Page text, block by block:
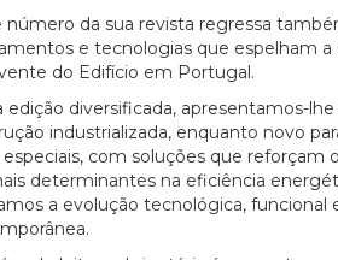
número da sua revista regressa
e tecnologias que espelham a
do Edifício em Portugal.
edição diversificada, apresentamos-
industrializada, enquanto novo
com soluções que reforçam
determinantes na eficiência
a evolução tecnológica,